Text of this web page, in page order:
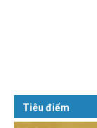
Tiêu điểm